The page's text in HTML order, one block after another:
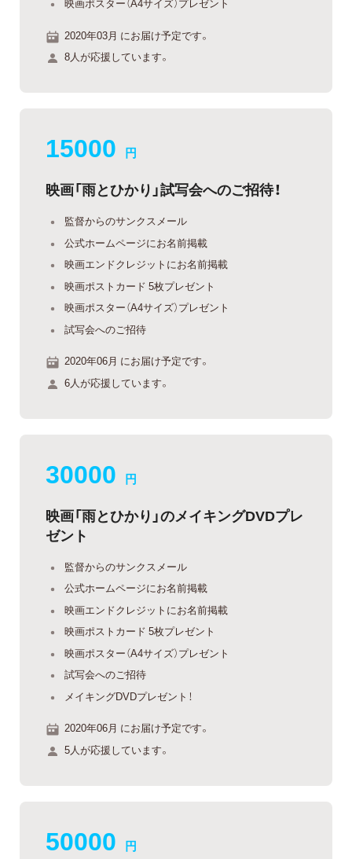
2020年03月 にお届け予定です。
8人が応援しています。
15000 円
映画「雨とひかり」試写会へのご招待！
監督からのサンクスメール
公式ホームページにお名前掲載
映画エンドクレジットにお名前掲載
映画ポストカード 5枚プレゼント
映画ポスター（A4サイズ）プレゼント
試写会へのご招待
2020年06月 にお届け予定です。
6人が応援しています。
30000 円
映画「雨とひかり」のメイキングDVDプレ
ゼント
監督からのサンクスメール
公式ホームページにお名前掲載
映画エンドクレジットにお名前掲載
映画ポストカード 5枚プレゼント
映画ポスター（A4サイズ）プレゼント
試写会へのご招待
メイキングDVDプレゼント！
2020年06月 にお届け予定です。
5人が応援しています。
50000 円